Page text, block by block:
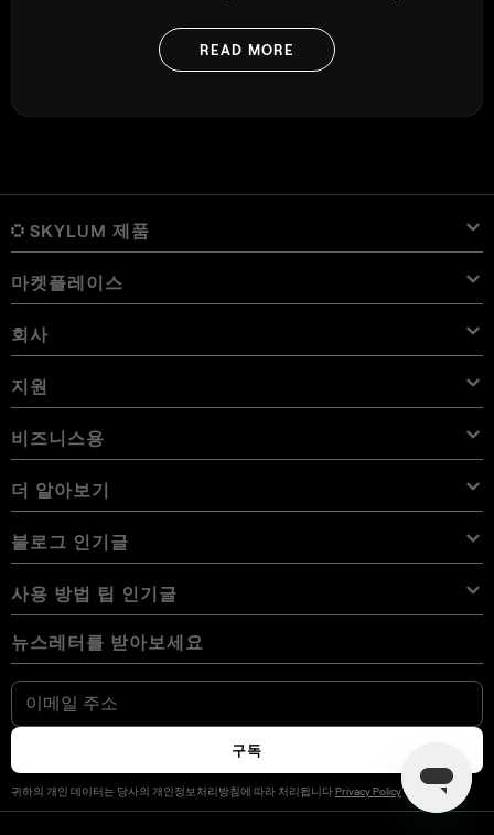
READ MORE
SKYLUM 제품
Luminar Neo
가격
전문가 도구
사용 사례
대체 프로그램
무료 체험판
Luminar Neo User Guide
개요
iPad용 Luminar
iPhone용 Luminar
Vision Pro용 Luminar
Luminar Mobile User Guide
Aperty
개요
가격
Aperty User Guide
온라인 도구
온라인 편집기
색상 팔레트
마켓플레이스
프리셋
Lightroom 프리셋
Luminar Neo 번들
LUT
Luminar Neo LUT
Aperty LUT
오버레이
텍스처
하늘 개체
다른 소프트웨어
X 멤버십
하늘
eBook
강좌
회사
Skylum 소개
경력
앰버서더
제휴 프로그램
이용약관
개인 정보 정책
AI 가이드라인
문의하기
지원
문의하기
자주 묻는 질문
User Guide
쿠키 선택 사항 변경
비즈니스용
비즈니스용 Skylum
볼륨 라이선스
리셀러 프로그램
더 알아보기
블로그
사용 방법
용어 사전
뉴스룸
우리의 커뮤니티
Luminar 마켓플레이스로 수익을 창출하세요
블로그 인기글
Manual Mode in Photography
최고의 무료 포토샵 대안 17가지
Fix Blurry Pictures On iPhone
How Big Is 8x10 Photo Size
사진작가를 위한 무료 Photoshop 플러그인
가로 대 세로 방향
사용 방법 팁 인기글
디지털 카메라 사진을 휴대폰으로 가져오는 방법
iPhone에서 사진을 반전하는 방법
How To Change Background Color On Instagram Story
How to Convert HEIC to JPG on iPhone
사진을 폴라로이드처럼 보이게 만드는 방법
How to Combine Photos on iPhone
뉴스레터를 받아보세요
구독
귀하의 개인 데이터는 당사의 개인정보처리방침에 따라 처리됩니다Privacy Policy